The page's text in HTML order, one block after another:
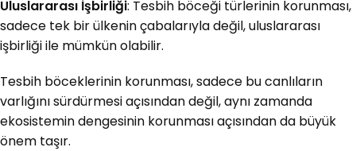
Uluslararası İşbirliği: Tesbih böceği türlerinin korunması,
sadece tek bir ülkenin çabalarıyla değil, uluslararası
işbirliği ile mümkün olabilir.
Tesbih böceklerinin korunması, sadece bu canlıların
varlığını sürdürmesi açısından değil, aynı zamanda
ekosistemin dengesinin korunması açısından da büyük
önem taşır.